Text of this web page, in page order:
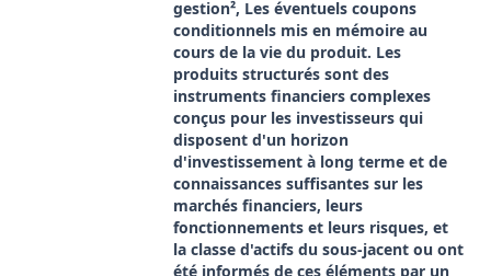
gestion², Les éventuels coupons
conditionnels mis en mémoire au
cours de la vie du produit. Les
produits structurés sont des
instruments financiers complexes
conçus pour les investisseurs qui
disposent d'un horizon
d'investissement à long terme et de
connaissances suffisantes sur les
marchés financiers, leurs
fonctionnements et leurs risques, et
la classe d'actifs du sous-jacent ou ont
été informés de ces éléments par un